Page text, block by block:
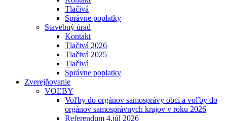
Tlačivá
Správne poplatky
Stavebný úrad
Kontakt
Tlačivá 2026
Tlačivá 2025
Tlačivá
Správne poplatky
Zverejňovanie
VOĽBY
Voľby do orgánov samosprávy obcí a voľby do
orgánov samosprávnych krajov v roku 2026
Referendum 4.júl 2026